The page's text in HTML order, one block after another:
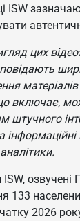
ISW
цих
включає,
штучного
інформаційні
133
2026